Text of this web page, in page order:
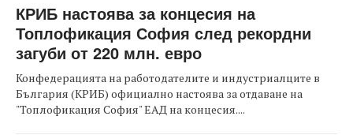
КРИБ настоява за концесия на
Топлофикация София след рекордни
загуби от 220 млн. евро
Конфедерацията на работодателите и индустриалците в
България (КРИБ) официално настоява за отдаване на
"Топлофикация София" ЕАД на концесия....